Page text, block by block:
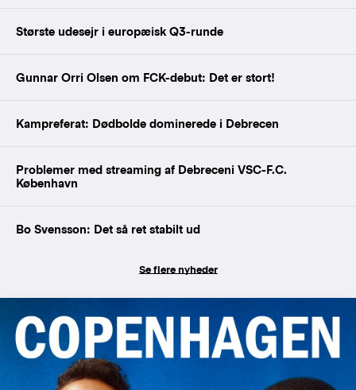
Største udesejr i europæisk Q3-runde
Gunnar Orri Olsen om FCK-debut: Det er stort!
Kampreferat: Dødbolde dominerede i Debrecen
Problemer med streaming af Debreceni VSC-F.C.
København
Bo Svensson: Det så ret stabilt ud
Se flere nyheder